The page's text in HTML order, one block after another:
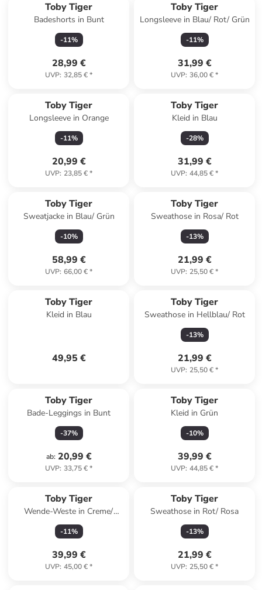
Toby Tiger
Badeshorts in Bunt
-11%
28,99 €
UVP: 32,85 €*
Toby Tiger
Longsleeve in Blau/ Rot/ Grün
-11%
31,99 €
UVP: 36,00 €*
Toby Tiger
Longsleeve in Orange
-11%
20,99 €
UVP: 23,85 €*
Toby Tiger
Kleid in Blau
-28%
31,99 €
UVP: 44,85 €*
Toby Tiger
Sweatjacke in Blau/ Grün
-10%
58,99 €
UVP: 66,00 €*
Toby Tiger
Sweathose in Rosa/ Rot
-13%
21,99 €
UVP: 25,50 €*
Toby Tiger
Kleid in Blau
49,95 €
Toby Tiger
Sweathose in Hellblau/ Rot
-13%
21,99 €
UVP: 25,50 €*
Toby Tiger
Bade-Leggings in Bunt
-37%
ab: 20,99 €
UVP: 33,75 €*
Toby Tiger
Kleid in Grün
-10%
39,99 €
UVP: 44,85 €*
Toby Tiger
Wende-Weste in Creme/
Grün/ Bunt
-11%
39,99 €
UVP: 45,00 €*
Toby Tiger
Sweathose in Rot/ Rosa
-13%
21,99 €
UVP: 25,50 €*